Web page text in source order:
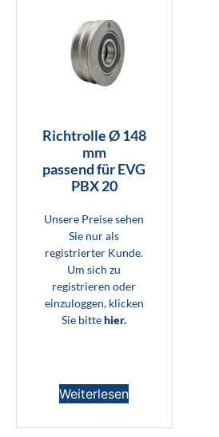
Richtrolle Ø 148
mm
passend für EVG
PBX 20
Unsere Preise sehen
Sie nur als
registrierter Kunde.
Um sich zu
registrieren oder
einzuloggen, klicken
Sie bittehier.
Weiterlesen